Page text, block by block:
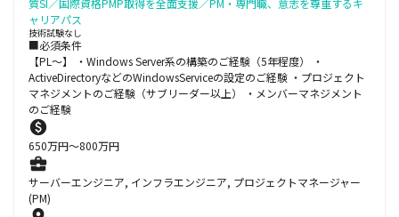
質SI／国際資格PMP取得を全面支援／PM・専門職、意志を尊重するキ
ャリアパス
技術試験なし
■必須条件
【PL～】 ・Windows Server系の構築のご経験（5年程度） ・
ActiveDirectoryなどのWindowsServiceの設定のご経験 ・プロジェクト
マネジメントのご経験（サブリーダー以上） ・メンバーマネジメント
のご経験
650万円〜800万円
サーバーエンジニア, インフラエンジニア, プロジェクトマネージャー
(PM)